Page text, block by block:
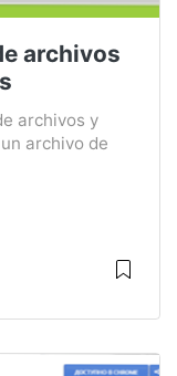
archivos
archivos y
archivo de